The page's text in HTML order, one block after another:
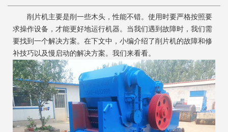
削片机主要是削一些木头，性能不错。使用时要严格按照要
求操作设备，才能更好地运行机器。当我们遇到故障时，我们需
要找到一个解决方案。在下文中，小编介绍了削片机的故障和修
补技巧以及慢启动的解决方案。我们来看看。